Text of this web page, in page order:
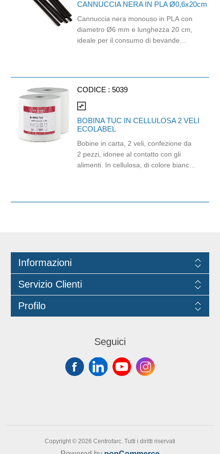
CANNUCCIA NERA IN PLA Ø0,6x20cm
Cannuccia nera monouso in PLA con
diametro Ø6 mm e lunghezza 20 cm,
ideale per il consumo di bevande
rappresenta una soluzione pratica per
bar, ristoranti, hotel, catering, eventi e
nero design lineare la rendono adatta
beverage di qualità. Idonea al contatto
con gli alimenti fino a 40°C.
Lunghezza 20 cm, diametro Ø6 mm.
CODICE : 5039
compare_arrows
BOBINA TUC IN CELLULOSA 2 VELI
ECOLABEL
Bobine in carta, 2 veli, confezione da
2 pezzi, idonee al contatto con gli
alimenti. In cellulosa, di colore bianco
Informazioni
Servizio Clienti
Profilo
Seguici
Copyright © 2026 Centrofarc. Tutti i diritti riservati